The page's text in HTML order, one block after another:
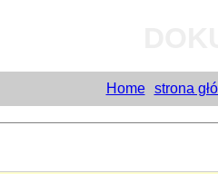
Home strona